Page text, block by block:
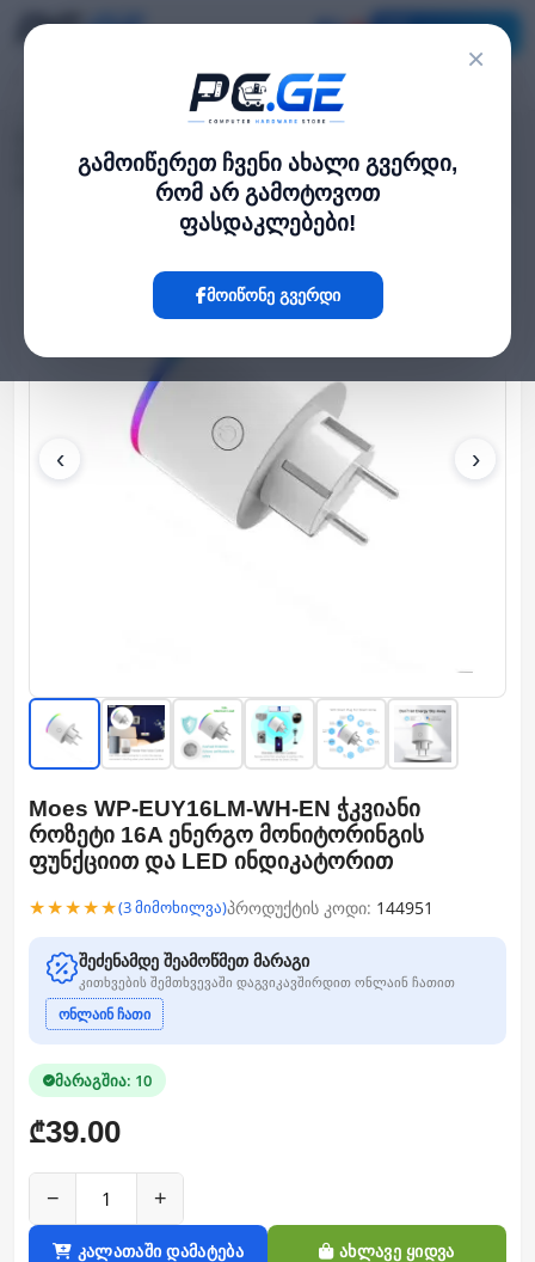
×
გამოიწერეთ ჩვენი ახალი გვერდი,
რომ არ გამოტოვოთ
ფასდაკლებები!
მოიწონე გვერდი
Moes WP-EUY16LM-WH-EN ჭკვიანი როზეტი 16A ენერგო მონიტორინგის
ფუნქციით და LED ინდიკატორით
‹ ›
Moes WP-EUY16LM-WH-EN ჭკვიანი
როზეტი 16A ენერგო მონიტორინგის
ფუნქციით და LED ინდიკატორით
★★★★★(3 მიმოხილვა)პროდუქტის კოდი: 144951
შეძენამდე შეამოწმეთ მარაგი
კითხვების შემთხვევაში დაგვიკავშირდით ონლაინ ჩათით
ონლაინ ჩათი
მარაგშია: 10
₾39.00
− +
კალათაში დამატება ახლავე ყიდვა